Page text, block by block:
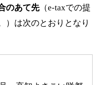
のあて先（e-taxでの提
）は次のとおりとなり